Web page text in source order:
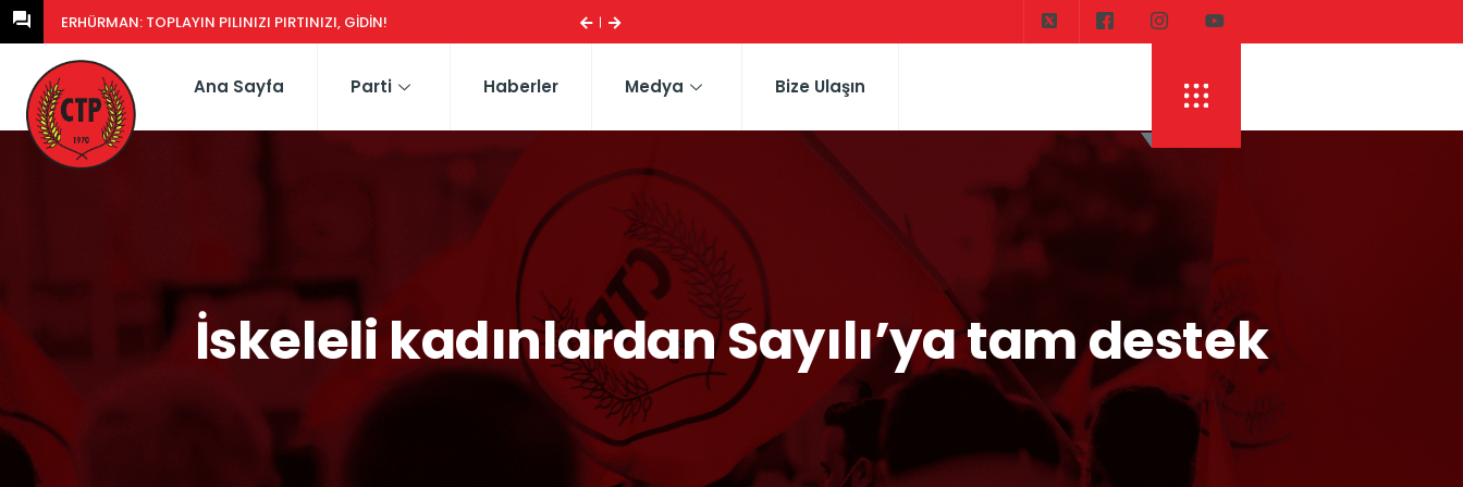
ERHÜRMAN: GÜNEY’DEKI YASA EŞDEĞERCIDEN MÜTEAHHIDE HERKESI ... CTP HEYETI, TRAFIK EĞITIM PARKI’NI YERINDE INCELEDI ERHÜRMAN: TOPLAYIN PILINIZI
Ana Sayfa Parti Haberler Medya Bize Ulaşın
İskeleli kadınlardan Sayılı’ya tam destek